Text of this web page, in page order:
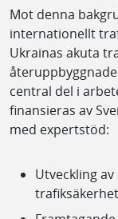
Mot denna
internationellt
Ukrainas akuta
central del i
finansieras av
med expertstöd:
Utveckling